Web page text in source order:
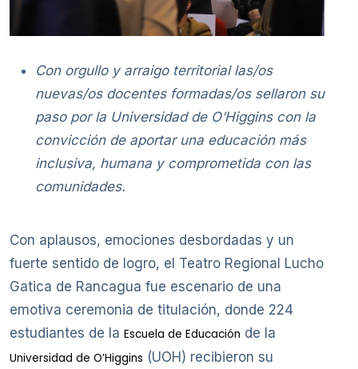
Con orgullo y arraigo territorial las/os
nuevas/os docentes formadas/os sellaron su
paso por la Universidad de O’Higgins con la
convicción de aportar una educación más
inclusiva, humana y comprometida con las
comunidades.
Con aplausos, emociones desbordadas y un
fuerte sentido de logro, el Teatro Regional Lucho
Gatica de Rancagua fue escenario de una
emotiva ceremonia de titulación, donde 224
estudiantes de la Escuela de Educación de la
Universidad de O’Higgins (UOH) recibieron su